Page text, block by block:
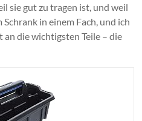
sie gut zu tragen ist, und weil
in einem Fach, und ich
die wichtigsten Teile – die